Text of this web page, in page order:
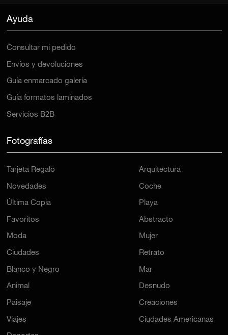
Envíos y devoluciones
Guía enmarcado galería
Guía formatos laminados
Servicios B2B
Novedades
Última Copia
Favoritos
Moda
Ciudades
Blanco y Negro
Animal
Paisaje
Viajes
Deportes
Coche
Playa
Abstracto
Mujer
Retrato
Mar
Desnudo
Creaciones
Ciudades Americanas